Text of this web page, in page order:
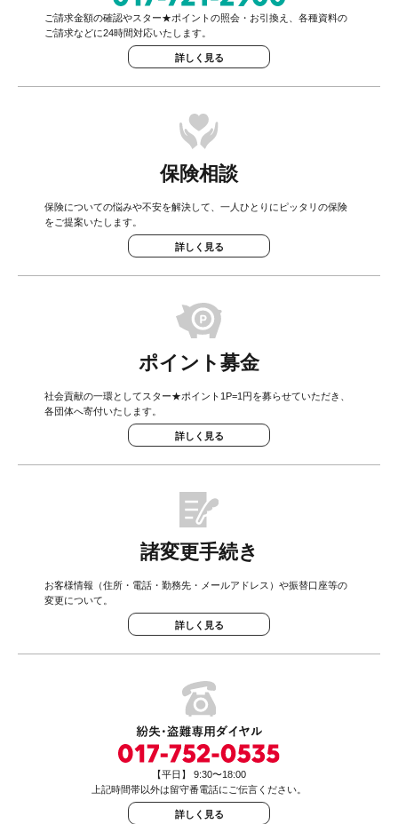
ご請求金額の確認やスター★ポイントの照会・お引換え、各種資料の
ご請求などに24時間対応いたします。
詳しく見る
保険相談
保険についての悩みや不安を解決して、一人ひとりにピッタリの保険
をご提案いたします。
詳しく見る
ポイント募金
社会貢献の一環としてスター★ポイント1P=1円を募らせていただき、
各団体へ寄付いたします。
詳しく見る
諸変更手続き
お客様情報（住所・電話・勤務先・メールアドレス）や振替口座等の
変更について。
詳しく見る
【平日】 9:30〜18:00
上記時間帯以外は留守番電話にご伝言ください。
詳しく見る